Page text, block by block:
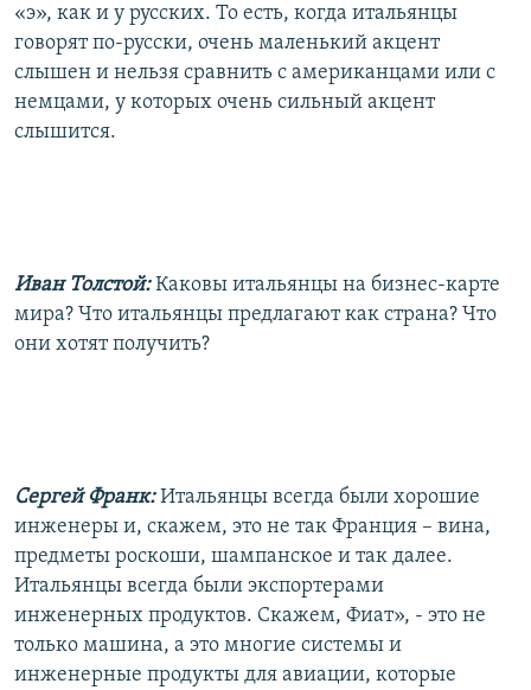
«э», как и у русских. То есть, когда итальянцы
говорят по-русски, очень маленький акцент
слышен и нельзя сравнить с американцами или с
немцами, у которых очень сильный акцент
слышится.
Иван Толстой:Каковы итальянцы на бизнес-карте
мира? Что итальянцы предлагают как страна? Что
они хотят получить?
Сергей Франк:Итальянцы всегда были хорошие
инженеры и, скажем, это не так Франция – вина,
предметы роскоши, шампанское и так далее.
Итальянцы всегда были экспортерами
инженерных продуктов. Скажем, Фиат», - это не
только машина, а это многие системы и
инженерные продукты для авиации, которые